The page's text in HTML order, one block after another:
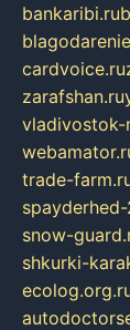
bankaribi.ru
cardvoice.ru
zarafshan.ru
vladivostok-
trade-
snow-
shkurki-